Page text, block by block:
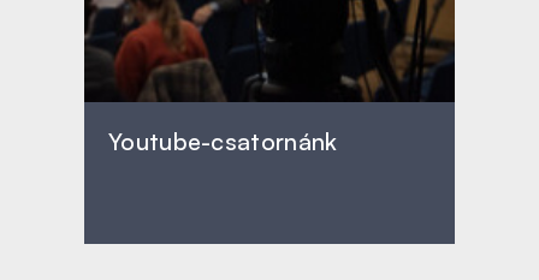
Youtube-csatornánk